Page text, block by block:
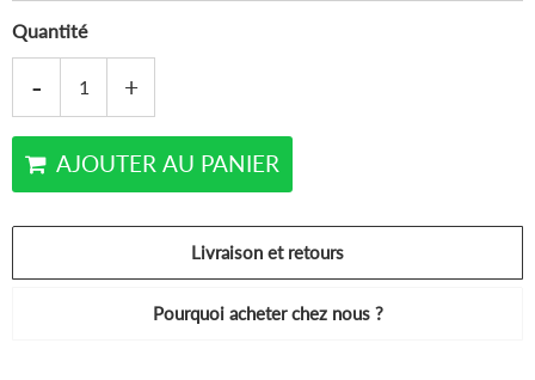
Quantité
+
-
AJOUTER AU PANIER
Livraison et retours
Pourquoi acheter chez nous ?